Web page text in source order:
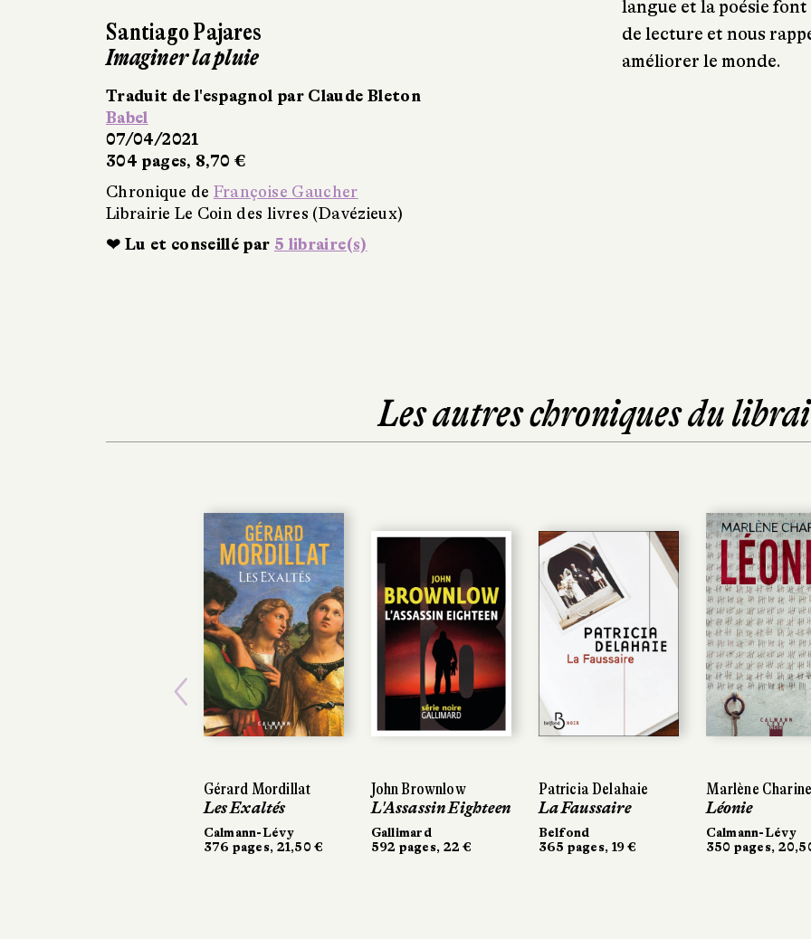
Santiago Pajares
Imaginer la pluie
Traduit de l'espagnol par Claude Bleton
Babel
07/04/2021
304 pages, 8,70 €
Chronique de Françoise Gaucher
Librairie Le Coin des livres (Davézieux)
❤ Lu et conseillé par 5 libraire(s)
langue et la poésie
de lecture et nous
améliorer le monde.
Les autres chroniques du
Gérard Mordillat
Les Exaltés
Calmann-Lévy
376 pages, 21,50 €
John Brownlow
L'Assassin Eighteen
Gallimard
592 pages, 22 €
Patricia Delahaie
La Faussaire
Belfond
365 pages, 19 €
Marlène Charine
Léonie
Calmann-Lévy
350 pages, 20,50 €
John Brownlow
L'Assassin Eighteen
Gallimard
592 pages, 22 €
Patricia Delahaie
La Faussaire
Belfond
365 pages, 19 €
Marlène Charine
Léonie
Calmann-Lévy
350 pages, 20,50 €
Previous